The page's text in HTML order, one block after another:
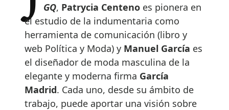
GQ, Patrycia Centeno es pionera en
el estudio de la indumentaria como
herramienta de comunicación (libro y
web Política y Moda) y Manuel García es
el diseñador de moda masculina de la
elegante y moderna firma García
Madrid. Cada uno, desde su ámbito de
trabajo, puede aportar una visión sobre